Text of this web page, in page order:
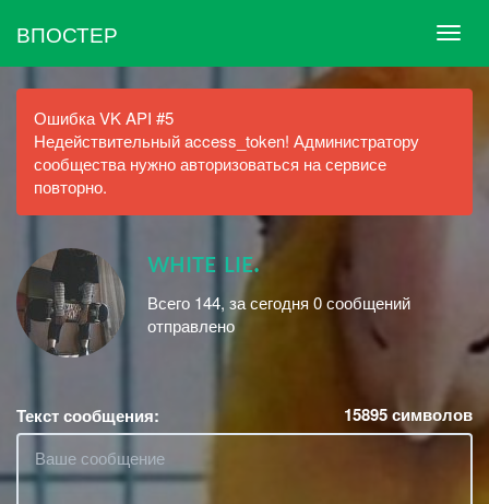
ВПОСТЕР
Ошибка VK API #5
Недействительный access_token! Администратору
сообщества нужно авторизоваться на сервисе
повторно.
wʜɪᴛᴇ ʟɪᴇ.
Всего 144, за сегодня 0 сообщений
отправлено
Текст сообщения: 15895символов